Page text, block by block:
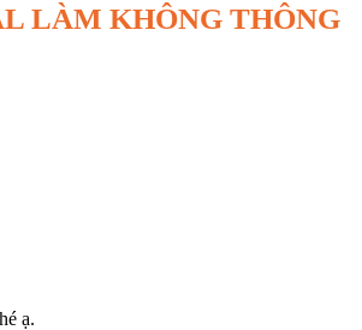
LÀM KHÔNG THÔNG
ạ.